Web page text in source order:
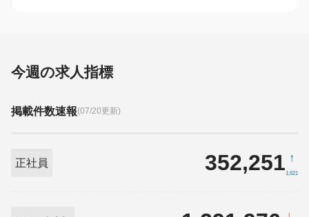
今週の求人指標
掲載件数速報(07/20更新)
正社員 352,251 ↑
1,621